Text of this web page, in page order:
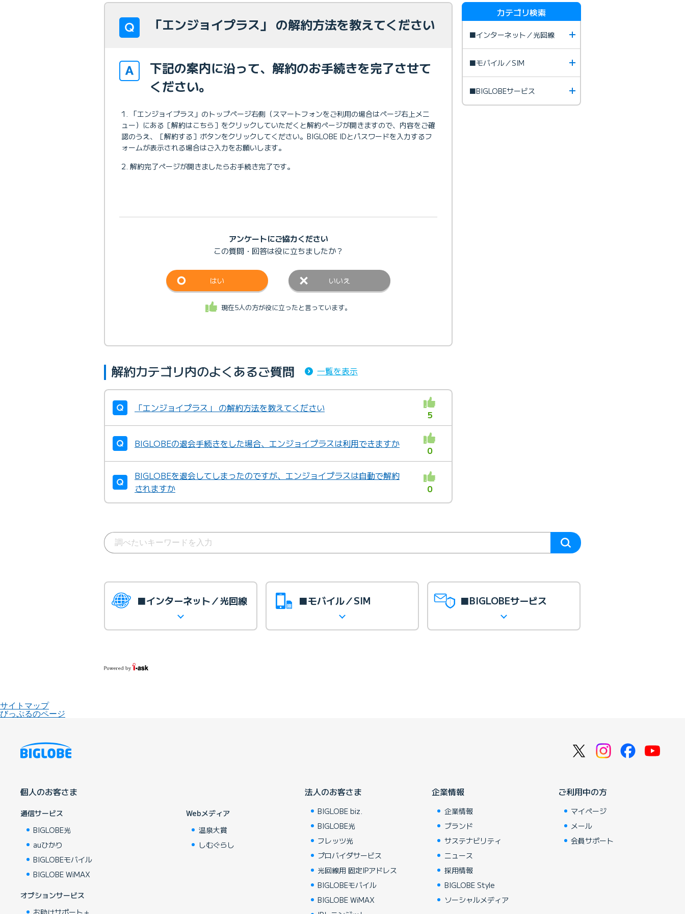
「エンジョイプラス」 の解約方法を教えてください
下記の案内に沿って、解約のお手続きを完了させて
ください。
「エンジョイプラス」のトップページ右側（スマートフォンをご利用の場合はページ右上メニ
ュー）にある［解約はこちら］をクリックしていただくと解約ページが開きますので、内容をご確
認のうえ、［解約する］ボタンをクリックしてください。BIGLOBE IDとパスワードを入力するフ
ォームが表示される場合はご入力をお願いします。
解約完了ページが開きましたらお手続き完了です。
アンケートにご協力ください
この質問・回答は役に立ちましたか？
はい いいえ
現在5人の方が役に立ったと言っています。
解約カテゴリ内のよくあるご質問 一覧を表示
「エンジョイプラス」 の解約方法を教えてください
5
BIGLOBEの退会手続きをした場合、エンジョイプラスは利用できますか
0
BIGLOBEを退会してしまったのですが、エンジョイプラスは自動で解約
されますか
0
カテゴリ検索
■インターネット／光回線
■モバイル／SIM
■BIGLOBEサービス
■インターネット／光回線 ■モバイル／SIM ■BIGLOBEサービス
サイトマップ
びっぷるのページ
個人のお客さま
通信サービス
BIGLOBE光
auひかり
BIGLOBEモバイル
BIGLOBE WiMAX
オプションサービス
お助けサポート＋
Webメディア
温泉大賞
しむぐらし
法人のお客さま
BIGLOBE biz.
BIGLOBE光
フレッツ光
プロバイダサービス
光回線用 固定IPアドレス
BIGLOBEモバイル
BIGLOBE WiMAX
企業情報
企業情報
ブランド
サステナビリティ
ニュース
採用情報
BIGLOBE Style
ソーシャルメディア
ご利用中の方
マイページ
メール
会員サポート